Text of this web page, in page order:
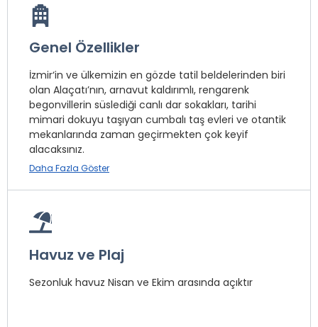
Genel Özellikler
İzmir‘in ve ülkemizin en gözde tatil beldelerinden biri
olan Alaçatı’nın, arnavut kaldırımlı, rengarenk
begonvillerin süslediği canlı dar sokakları, tarihi
mimari dokuyu taşıyan cumbalı taş evleri ve otantik
mekanlarında zaman geçirmekten çok keyif
alacaksınız.
beach clup’larının, masmavi koylarının ve kaliteli
eğlence mekanlarının yer aldığı Alaçatı’da olmaktan
mutluluk ve huzur duyacaksınız.
İzmir Adnan Menderes Havaalanına 84 km, İzmir
merkeze 79 km uzaklıkta bulunan Avlu Alaçatı Butik
Hotel çarşıya 700 metre uzaklıkta, 3 dakika yürüme
Daha Fazla Göster
Havuz ve Plaj
Sezonluk havuz Nisan ve Ekim arasında açıktır